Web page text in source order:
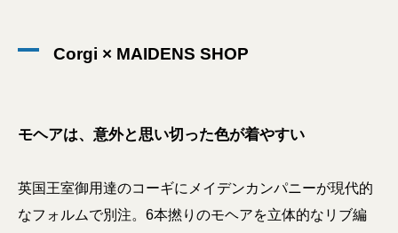
Corgi × MAIDENS SHOP
モヘアは、意外と思い切った色が着やすい
英国王室御用達のコーギにメイデンカンパニーが現代的
なフォルムで別注。6本撚りのモヘアを立体的なリブ編